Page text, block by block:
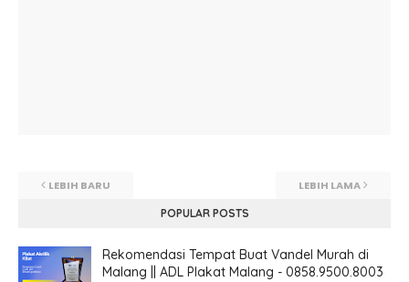
LEBIH BARU LEBIH LAMA
POPULAR POSTS
Rekomendasi Tempat Buat Vandel Murah di
Malang || ADL Plakat Malang - 0858.9500.8003